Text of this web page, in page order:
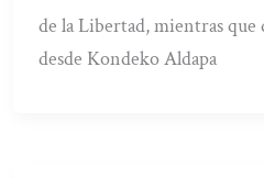
de la Libertad, mientras que
desde Kondeko Aldapa